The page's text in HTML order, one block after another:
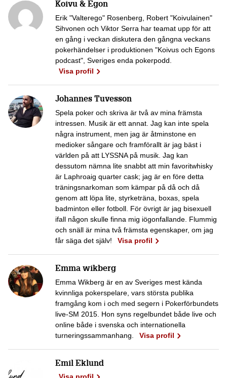
Koivu & Egon
Erik "Valterego" Rosenberg, Robert "Koivulainen"
Sihvonen och Viktor Serra har teamat upp för att
en gång i veckan diskutera den gångna veckans
pokerhändelser i produktionen "Koivus och Egons
podcast", Sveriges enda pokerpodd.
Visa profil
Johannes Tuvesson
Spela poker och skriva är två av mina främsta
intressen. Musik är ett annat. Jag kan inte spela
några instrument, men jag är åtminstone en
medioker sångare och framförallt är jag bäst i
världen på att LYSSNA på musik. Jag kan
dessutom nämna lite snabbt att min favoritwhisky
är Laphroaig quarter cask; jag är en före detta
träningsnarkoman som kämpar på då och då
genom att löpa lite, styrketräna, boxas, spela
badminton eller fotboll. För övrigt är jag bisexuell
ifall någon skulle finna mig iögonfallande. Flummig
och snäll är mina två främsta egenskaper, om jag
får säga det själv!
Visa profil
Emma wikberg
Emma Wikberg är en av Sveriges mest kända
kvinnliga pokerspelare, vars största publika
framgång kom i och med segern i Pokerförbundets
live-SM 2015. Hon syns regelbundet både live och
online både i svenska och internationella
turneringssammanhang.
Visa profil
Emil Eklund